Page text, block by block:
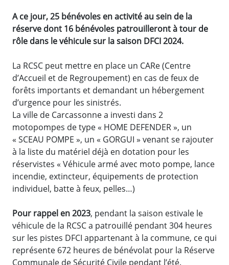
A ce jour, 25 bénévoles en activité au sein de la
réserve dont 16 bénévoles patrouilleront à tour de
rôle dans le véhicule sur la saison DFCI 2024.
La RCSC peut mettre en place un CARe (Centre
d’Accueil et de Regroupement) en cas de feux de
forêts importants et demandant un hébergement
d’urgence pour les sinistrés.
La ville de Carcassonne a investi dans 2
motopompes de type « HOME DEFENDER », un
« SCEAU POMPE », un « GORGUI » venant se rajouter
à la liste du matériel déjà en dotation pour les
réservistes « Véhicule armé avec moto pompe, lance
incendie, extincteur, équipements de protection
individuel, batte à feux, pelles…)
Pour rappel en 2023, pendant la saison estivale le
véhicule de la RCSC a patrouillé pendant 304 heures
sur les pistes DFCI appartenant à la commune, ce qui
représente 672 heures de bénévolat pour la Réserve
Communale de Sécurité Civile pendant l’été.